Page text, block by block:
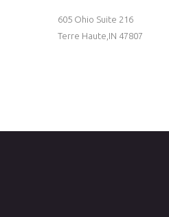
605 Ohio Suite 216
Terre Haute,IN 47807